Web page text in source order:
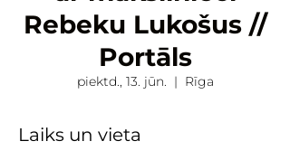
Rebeku Lukošus //
Portāls
piektd., 13. jūn.
  |
Rīga
Laiks un vieta